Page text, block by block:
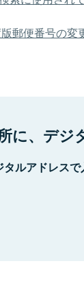
郵便番号の変
に、デジ
タルアドレス